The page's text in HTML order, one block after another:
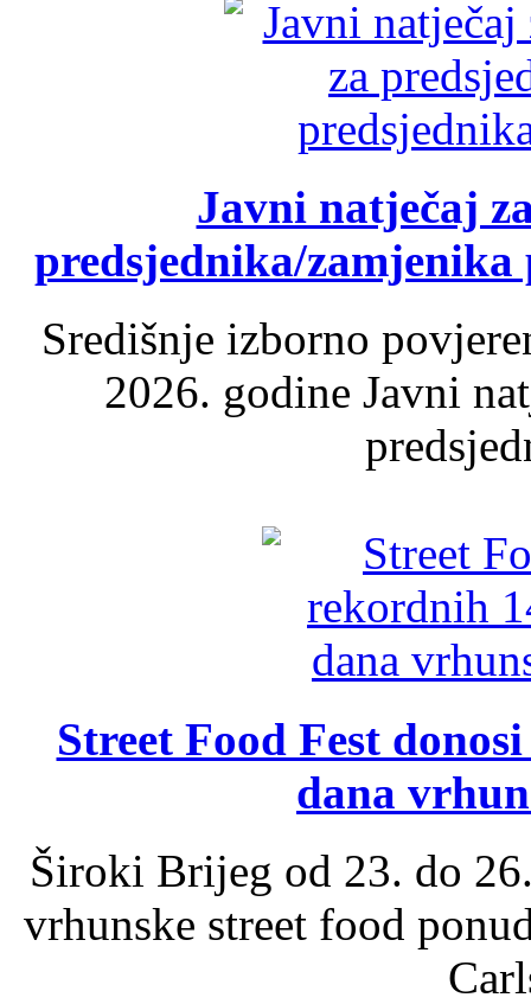
Javni natječaj
predsjednika/
Središnje izborno
2026. godine Javni
Street Food Fest
dana
Široki Brijeg od 23. do
vrhunske street food